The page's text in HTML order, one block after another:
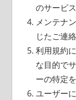
のサービ
メンテナ
じたご連
利用規約
な目的で
ーの特定
ユーザー